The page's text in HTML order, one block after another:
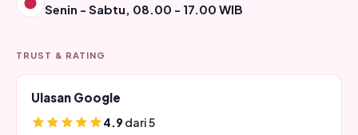
Senin - Sabtu, 08.00 - 17.00 WIB
TRUST & RATING
Ulasan Google
4.9dari 5